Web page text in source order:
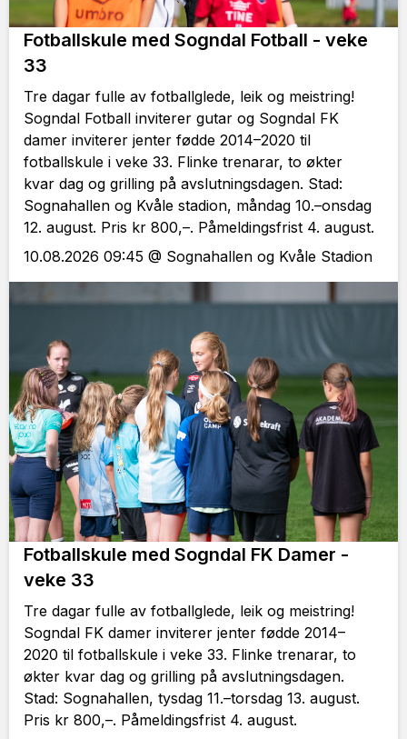
Fotballskule med Sogndal Fotball - veke
33
Tre dagar fulle av fotballglede, leik og meistring!
Sogndal Fotball inviterer gutar og Sogndal FK
damer inviterer jenter fødde 2014–2020 til
fotballskule i veke 33. Flinke trenarar, to økter
kvar dag og grilling på avslutningsdagen. Stad:
Sognahallen og Kvåle stadion, måndag 10.–onsdag
12. august. Pris kr 800,–. Påmeldingsfrist 4. august.
10.08.2026 09:45 @ Sognahallen og Kvåle Stadion
Fotballskule med Sogndal FK Damer -
veke 33
Tre dagar fulle av fotballglede, leik og meistring!
Sogndal FK damer inviterer jenter fødde 2014–
2020 til fotballskule i veke 33. Flinke trenarar, to
økter kvar dag og grilling på avslutningsdagen.
Stad: Sognahallen, tysdag 11.–torsdag 13. august.
Pris kr 800,–. Påmeldingsfrist 4. august.